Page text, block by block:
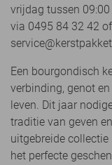
vrijdag tussen
via 0495 84 32 42
Een bourgondisch
verbinding, genot
leven. Dit jaar
traditie van geven
uitgebreide
het perfecte